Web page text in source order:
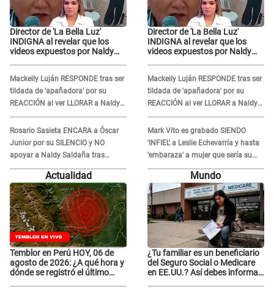
Director de 'La Bella Luz'
INDIGNA al revelar que los
videos expuestos por Naldy
visitas..."
Mackeily Luján RESPONDE tras ser
tildada de 'apañadora' por su
REACCIÓN al ver LLORAR a Naldy
Saldaña tras acoso: "No sabía la
magnitud"
Rosario Sasieta ENCARA a Óscar
Junior por su SILENCIO y NO
apoyar a Naldy Saldaña tras
denuncia en 'La Bella Luz': "¿Te
comieron la lengua?"
Director de 'La Bella Luz'
INDIGNA al revelar que los
videos expuestos por Naldy
visitas..."
Mackeily Luján RESPONDE tras ser
tildada de 'apañadora' por su
REACCIÓN al ver LLORAR a Naldy
Saldaña tras acoso: "No sabía la
magnitud"
Mark Vito es grabado SIENDO
'INFIEL' a Leslie Echevarría y hasta
'embaraza' a mujer que sería su
AMANTE: "¡Eres un desgraciado! "
Actualidad
Temblor en Perú HOY, 06 de
agosto de 2026: ¿A qué hora y
dónde se registró el último
Mundo
¿Tu familiar es un beneficiario
del Seguro Social o Medicare
en EE.UU.? Así debes informar